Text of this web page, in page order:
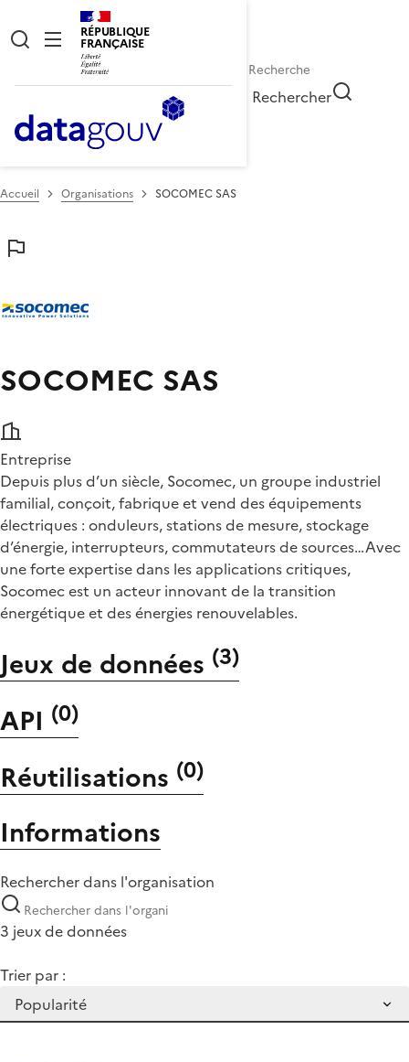
RÉPUBLIQUE
FRANÇAISE
Rechercher
Accueil Organisations SOCOMEC SAS
SOCOMEC SAS
Entreprise
Depuis plus d’un siècle, Socomec, un groupe industriel
familial, conçoit, fabrique et vend des équipements
électriques : onduleurs, stations de mesure, stockage
d’énergie, interrupteurs, commutateurs de sources…Avec
une forte expertise dans les applications critiques,
Socomec est un acteur innovant de la transition
énergétique et des énergies renouvelables.
Jeux de données (3)
API (0)
Réutilisations (0)
Informations
Rechercher dans l'organisation
3 jeux de données
Trier par :